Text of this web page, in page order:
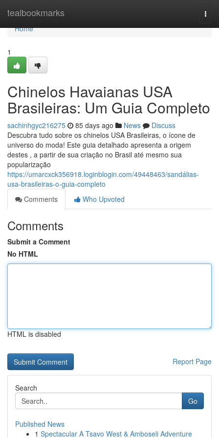
tealbookmarks
Home
Home
1
Chinelos Havaianas USA
Brasileiras: Um Guia Completo
sachinhgyc216275 85 days ago News
Discuss
Descubra tudo sobre os chinelos USA Brasileiras, o ícone de
universo do moda! Este guia detalhado apresenta a origem
destes , a partir de sua criação no Brasil até mesmo sua
popularização
https://umarcxck356918.loginblogin.com/49448463/sandálias-
usa-brasileiras-o-guia-completo
Comments
Who Upvoted
Comments
Submit a Comment
No HTML
HTML is disabled
Report Page
Search
Go
Published News
1 Spectacular A Tsavo West & Amboseli Adventure